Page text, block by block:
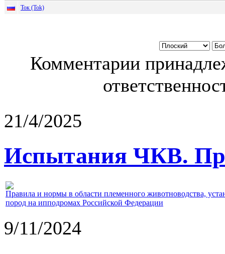
Ток (Tok)
Комментарии
21/4/2025
Испытания ЧКВ.
Правила и нормы в области племенного животноводства,
пород на ипподромах Российской Федерации
9/11/2024